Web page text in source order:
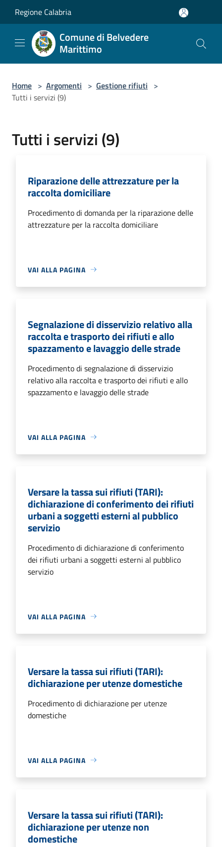
Regione Calabria
Comune di Belvedere
Marittimo
Home > Argomenti > Gestione rifiuti >
Tutti i servizi (9)
Tutti i servizi (9)
Riparazione delle attrezzature per la
raccolta domiciliare
Procedimento di domanda per la riparazione delle
attrezzature per la raccolta domiciliare
VAI ALLA PAGINA
Segnalazione di disservizio relativo alla
raccolta e trasporto dei rifiuti e allo
spazzamento e lavaggio delle strade
Procedimento di segnalazione di disservizio
relativo alla raccolta e trasporto dei rifiuti e allo
spazzamento e lavaggio delle strade
VAI ALLA PAGINA
Versare la tassa sui rifiuti (TARI):
dichiarazione di conferimento dei rifiuti
urbani a soggetti esterni al pubblico
servizio
Procedimento di dichiarazione di conferimento
dei rifiuti urbani a soggetti esterni al pubblico
servizio
VAI ALLA PAGINA
Versare la tassa sui rifiuti (TARI):
dichiarazione per utenze domestiche
Procedimento di dichiarazione per utenze
domestiche
VAI ALLA PAGINA
Versare la tassa sui rifiuti (TARI):
dichiarazione per utenze non
domestiche